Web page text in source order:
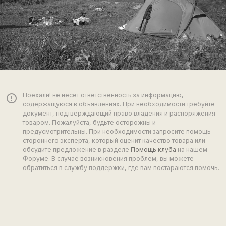
error_outline
Поехали! не несёт ответственность за информацию,
содержащуюся в объявлениях. При необходимости требуйте
документ, подтверждающий право владения и распоряжения
товаром. Пожалуйста, будьте осторожны и
предусмотрительны. При необходимости запросите помощь
стороннего эксперта, который оценит качество товара или
обсудите предложение в разделе Помощь клуба на нашем
Форуме. В случае возникновения проблем, вы можете
обратиться в службу поддержки, где вам постараются помочь.